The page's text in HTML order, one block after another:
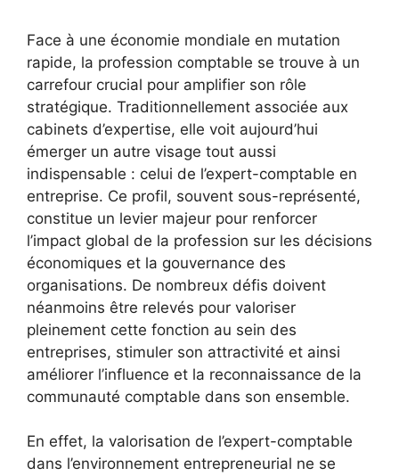
Face à une économie mondiale en mutation
rapide, la profession comptable se trouve à un
carrefour crucial pour amplifier son rôle
stratégique. Traditionnellement associée aux
cabinets d’expertise, elle voit aujourd’hui
émerger un autre visage tout aussi
indispensable : celui de l’expert-comptable en
entreprise. Ce profil, souvent sous-représenté,
constitue un levier majeur pour renforcer
l’impact global de la profession sur les décisions
économiques et la gouvernance des
organisations. De nombreux défis doivent
néanmoins être relevés pour valoriser
pleinement cette fonction au sein des
entreprises, stimuler son attractivité et ainsi
améliorer l’influence et la reconnaissance de la
communauté comptable dans son ensemble.
En effet, la valorisation de l’expert-comptable
dans l’environnement entrepreneurial ne se